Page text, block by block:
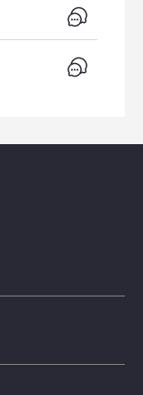
Відкрити
Відкрити